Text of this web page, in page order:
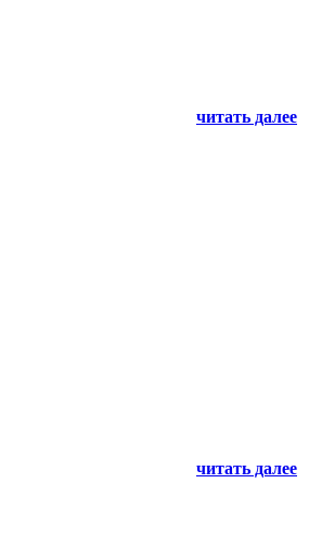
читать далее
читать далее